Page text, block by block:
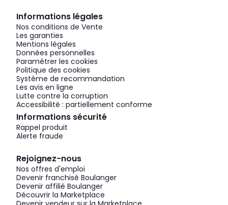
Informations légales
Nos conditions de Vente
Les garanties
Mentions légales
Données personnelles
Paramétrer les cookies
Politique des cookies
Système de recommandation
Les avis en ligne
Lutte contre la corruption
Accessibilité : partiellement conforme
Informations sécurité
Rappel produit
Alerte fraude
Rejoignez-nous
Nos offres d'emploi
Devenir franchisé Boulanger
Devenir affilié Boulanger
Découvrir la Marketplace